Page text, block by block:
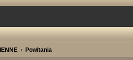
Powitania